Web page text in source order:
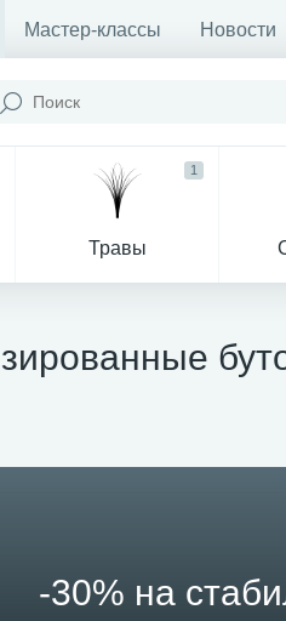
Мастер-классы Новости
Травы
1
из мха
-30% на